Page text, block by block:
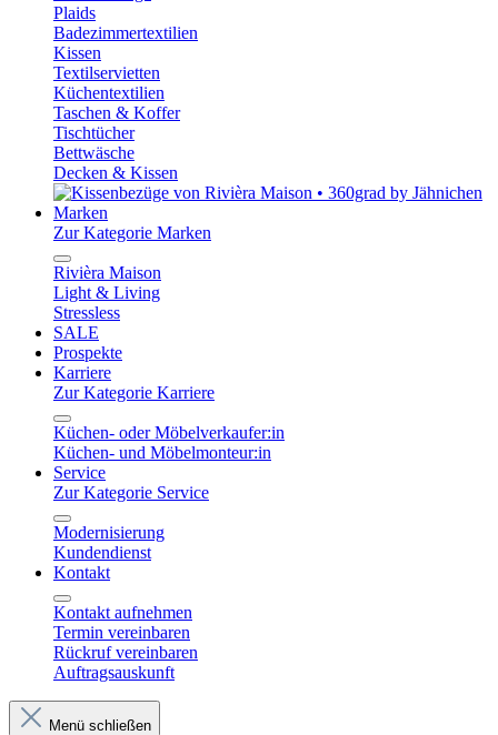
Plaids
Badezimmertextilien
Kissen
Textilservietten
Küchentextilien
Taschen & Koffer
Tischtücher
Bettwäsche
Decken & Kissen
Marken
Zur Kategorie Marken
Rivièra Maison
Light & Living
Stressless
SALE
Prospekte
Karriere
Zur Kategorie Karriere
Küchen- oder Möbelverkaufer:in
Küchen- und Möbelmonteur:in
Service
Zur Kategorie Service
Modernisierung
Kundendienst
Kontakt
Kontakt aufnehmen
Termin vereinbaren
Rückruf vereinbaren
Auftragsauskunft
Menü schließen